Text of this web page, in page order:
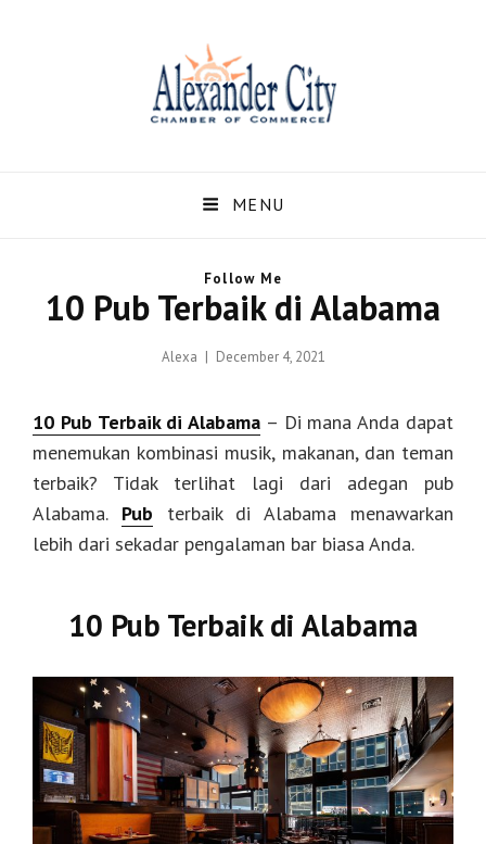
Dan Berita Terbaru
Alexander Alabama
Terbaru dari Kota Alexander Alabama di US
MENU
10 Pub Terbaik di Alabama
Alexa
Posted
December 4, 2021
10 Pub Terbaik di Alabama – Di mana Anda dapat
menemukan kombinasi musik, makanan, dan teman
terbaik? Tidak terlihat lagi dari adegan pub
Alabama. Pub terbaik di Alabama menawarkan
lebih dari sekadar pengalaman bar biasa Anda.
10 Pub Terbaik di Alabama
Follow Me